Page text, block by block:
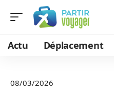
Actu Déplacement
08/03/2026